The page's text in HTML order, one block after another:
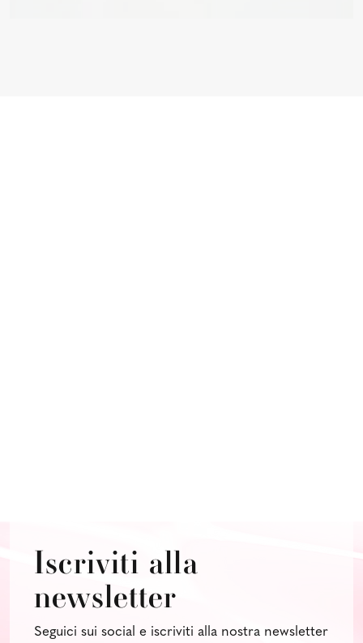
Iscriviti alla
newsletter
Seguici sui social e iscriviti alla nostra newsletter